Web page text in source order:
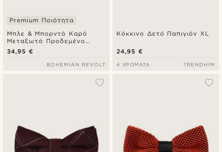
Μπλε & Μπορντό Καρό
Μεταξωτό Προδεμένο
Παπιγιόν
Premium Ποιότητα
34,95 €
BOHEMIAN REVOLT
Κόκκινο Δετό Παπιγιόν XL
24,95 €
4 ΧΡΏΜΑΤΑ TRENDHIM